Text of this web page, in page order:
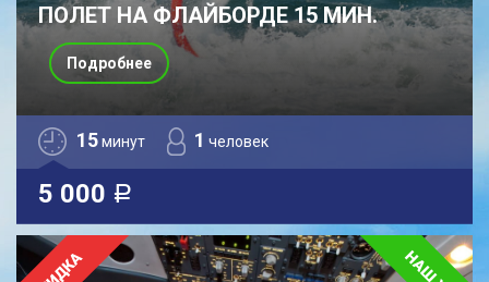
ПОЛЕТ НА ФЛАЙБОРДЕ 15 МИН.
15минут 1 человек
5 000 a
Подробнее